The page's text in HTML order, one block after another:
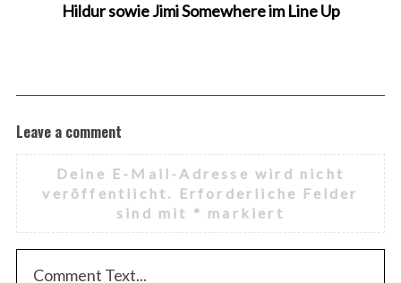
Hildur sowie Jimi Somewhere im Line Up
Leave a comment
Deine E-Mail-Adresse wird nicht
veröffentlicht.
Erforderliche Felder
sind mit * markiert